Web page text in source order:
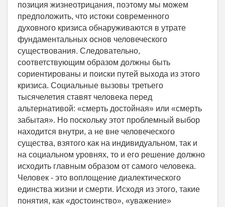
позиция жизнеотрицания, поэтому мы можем
предположить, что истоки современного
духовного кризиса обнаруживаются в утрате
фундаментальных основ человеческого
существования. Следовательно,
соответствующим образом должны быть
сориентированы и поиски путей выхода из этого
кризиса. Социальные вызовы третьего
тысячелетия ставят человека перед
альтернативой: «смерть достойная» или «смерть
забытая». Но поскольку этот проблемный выбор
находится внутри, а не вне человеческого
существа, взятого как на индивидуальном, так и
на социальном уровнях, то и его решение должно
исходить главным образом от самого человека.
Человек - это воплощение диалектического
единства жизни и смерти. Исходя из этого, такие
понятия, как «достоинство», «уважение»